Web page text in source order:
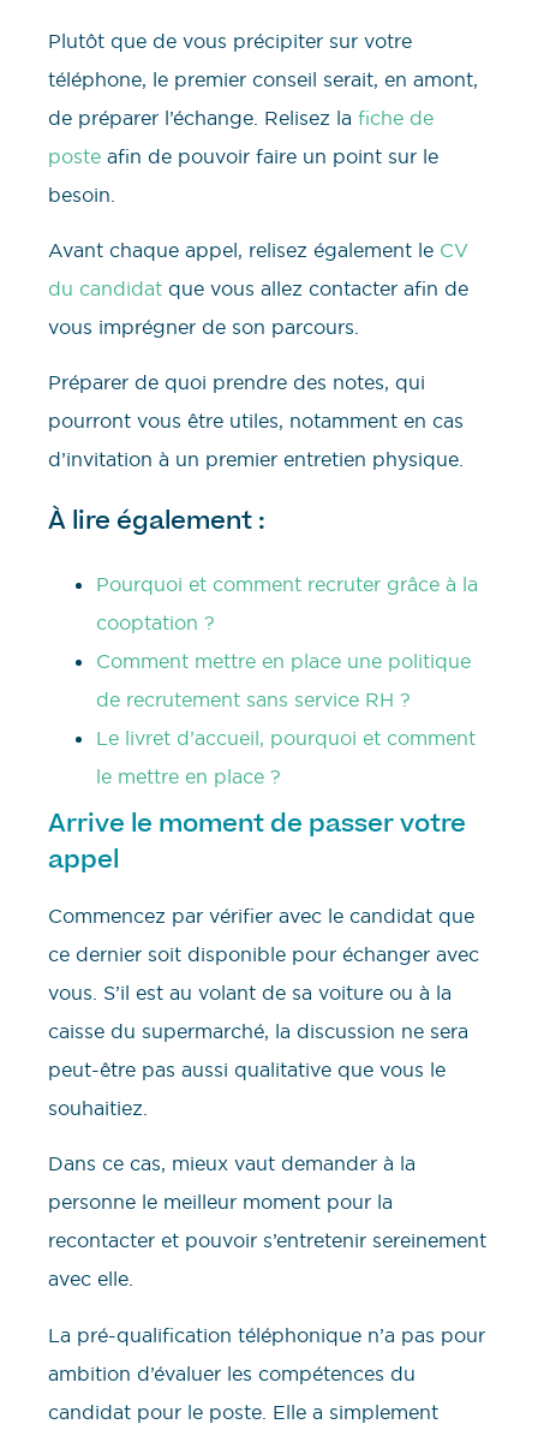
Plutôt que de vous précipiter sur votre
téléphone, le premier conseil serait, en amont,
de préparer l’échange. Relisez la fiche de
poste afin de pouvoir faire un point sur le
besoin.
Avant chaque appel, relisez également le CV
du candidat que vous allez contacter afin de
vous imprégner de son parcours.
Préparer de quoi prendre des notes, qui
pourront vous être utiles, notamment en cas
d’invitation à un premier entretien physique.
À lire également :
Pourquoi et comment recruter grâce à la
cooptation ?
Comment mettre en place une politique
de recrutement sans service RH ?
Le livret d’accueil, pourquoi et comment
le mettre en place ?
Arrive le moment de passer votre
appel
Commencez par vérifier avec le candidat que
ce dernier soit disponible pour échanger avec
vous. S’il est au volant de sa voiture ou à la
caisse du supermarché, la discussion ne sera
peut-être pas aussi qualitative que vous le
souhaitiez.
Dans ce cas, mieux vaut demander à la
personne le meilleur moment pour la
recontacter et pouvoir s’entretenir sereinement
avec elle.
La pré-qualification téléphonique n’a pas pour
ambition d’évaluer les compétences du
candidat pour le poste. Elle a simplement